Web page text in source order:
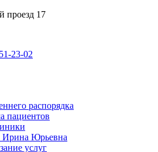
проезд 17
23-02
распорядка
пациентов
Ирина Юрьевна
услуг